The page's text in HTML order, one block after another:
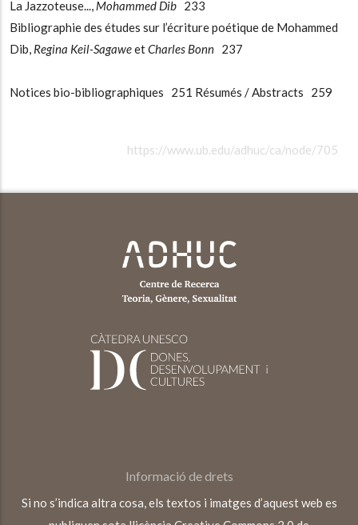
La Jazzoteuse..., Mohammed Dib 233
Bibliographie des études sur l’écriture poétique de Mohammed
Dib, Regina Keil-SagaweetCharles Bonn 237
Notices bio-bibliographiques 251 Résumés / Abstracts 259
https://www.ub.edu/adhuc/ca/node/705
Informació de drets
Si no s’indica altra cosa, els textos i imatges d’aquest web es